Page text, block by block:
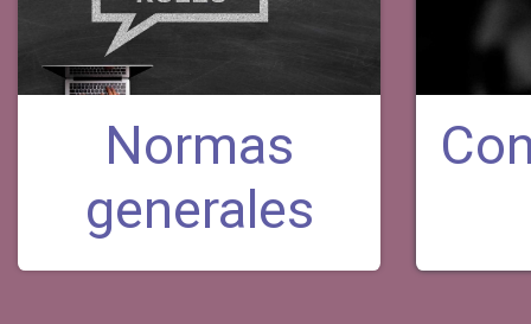
Normas
generales